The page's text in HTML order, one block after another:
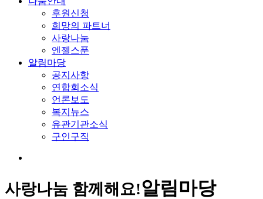
후원신청
희망의 파트너
사랑나눔
엔젤스푼
알림마당
공지사항
연합회소식
언론보도
복지뉴스
유관기관소식
구인구직
사랑나눔 함께해요!알림마당